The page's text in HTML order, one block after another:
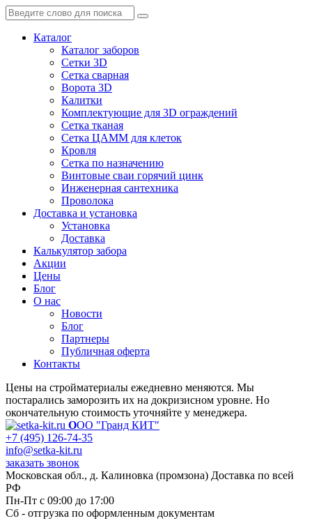
Каталог
Каталог заборов
Сетки 3D
Сетка сварная
Ворота 3D
Калитки
Комплектующие для 3D ограждений
Сетка тканая
Сетка ЦАММ для клеток
Кровля
Сетка по назначению
Винтовые сваи горячий цинк
Инженерная сантехника
Проволока
Доставка и установка
Установка
Доставка
Калькулятор забора
Акции
Цены
Блог
О нас
Новости
Блог
Партнеры
Публичная оферта
Контакты
Цены на стройматериалы ежедневно меняются. Мы
постарались заморозить их на докризисном уровне. Но
окончательную стоимость уточняйте у менеджера.
ООО "Гранд КИТ"
+7 (495) 126-74-35
info@setka-kit.ru
заказать звонок
Московская обл., д. Калиновка (промзона) Доставка по всей
РФ
Пн-Пт с 09:00 до 17:00
Сб - отгрузка по оформленным документам